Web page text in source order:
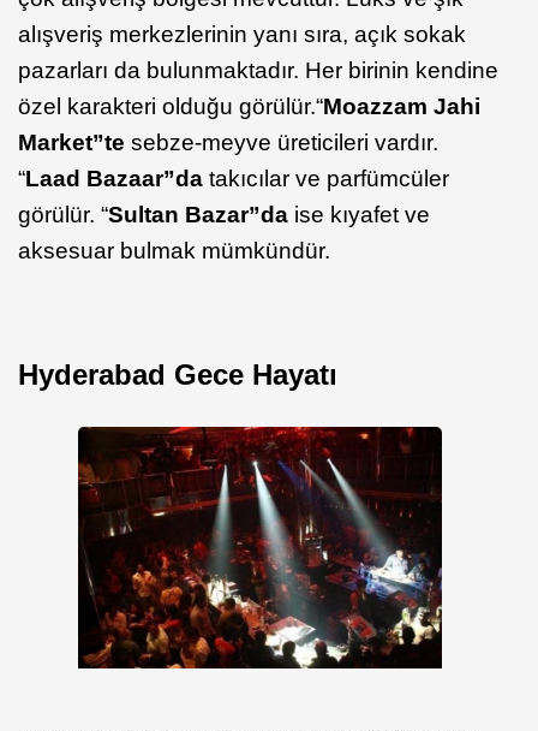
alışveriş merkezlerinin yanı sıra, açık sokak
pazarları da bulunmaktadır. Her birinin kendine
özel karakteri olduğu görülür.“Moazzam Jahi
Market”te sebze-meyve üreticileri vardır.
“Laad Bazaar”da takıcılar ve parfümcüler
görülür. “Sultan Bazar”da ise kıyafet ve
aksesuar bulmak mümkündür.
Hyderabad Gece Hayatı